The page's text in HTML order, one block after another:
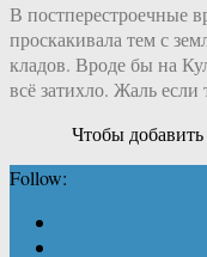
В постперестроечные
проскакивала тем с
кладов. Вроде бы на
всё затихло. Жаль
Чтобы
Follow: